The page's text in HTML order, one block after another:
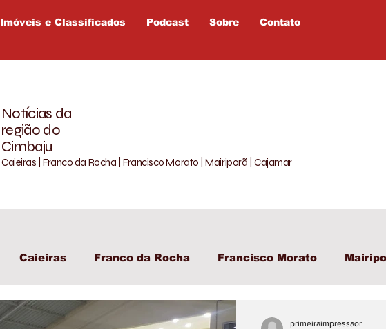
Imóveis e Classificados Podcast Sobre Contato
Notícias da
região do
Cimbaju
Caieiras | Franco da Rocha | Francisco Morato | Mairiporã | Cajamar
Caieiras Franco da Rocha Francisco Morato
Entretenimento Opinião
primeiraimpressaor